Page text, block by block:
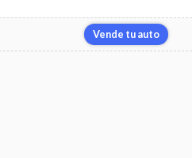
Vende tu auto